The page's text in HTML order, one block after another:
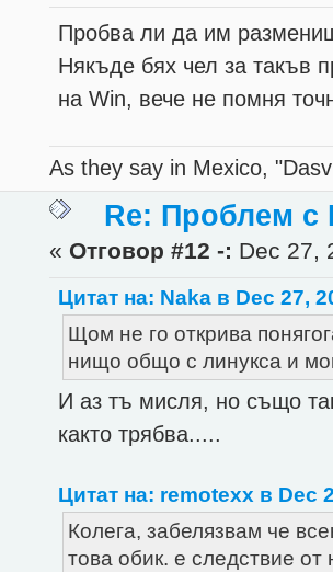
Пробва ли да им
Някъде бях чел за такъв
на Win, вече не помня
As they say in Mexico,
Re: Проблем с
« Отговор #12 -: Dec 27,
Цитат на: Naka в Dec 27,
Щом не го открива
нищо общо с линукса и
И аз тъ мисля, но също
както трябва.....
Цитат на: remotexx в Dec
Колега, забелязвам че
това обик. е следствие